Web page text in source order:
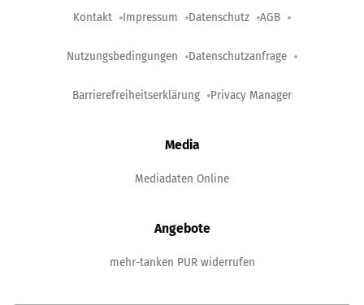
Kontakt Impressum Datenschutz AGB
Nutzungsbedingungen Datenschutzanfrage
Barrierefreiheitserklärung Privacy Manager
Media
Mediadaten Online
Angebote
mehr-tanken PUR widerrufen